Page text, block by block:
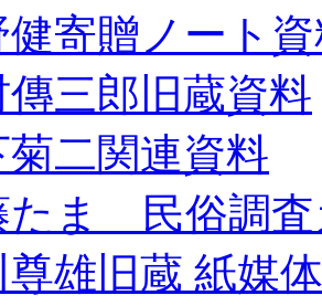
健寄贈ノート
傳三郎旧蔵資料
菊二関連資料
たま 民俗調査
尊雄旧蔵 紙媒